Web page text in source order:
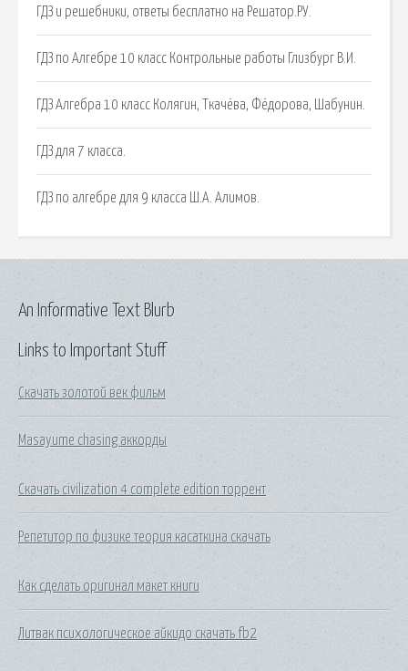
ГДЗ и решебники, ответы бесплатно на Решатор.РУ.
ГДЗ по Алгебре 10 класс Контрольные работы Глизбург В.И.
ГДЗ Алгебра 10 класс Колягин, Ткачёва, Фёдорова, Шабунин.
ГДЗ для 7 класса.
ГДЗ по алгебре для 9 класса Ш.А. Алимов.
Links to Important Stuff
Скачать золотой век фильм
Masayume chasing аккорды
Скачать civilization 4 complete edition торрент
Репетитор по физике теория касаткина скачать
Как сделать оригинал макет книги
Литвак психологическое айкидо скачать fb2
An Informative Text Blurb